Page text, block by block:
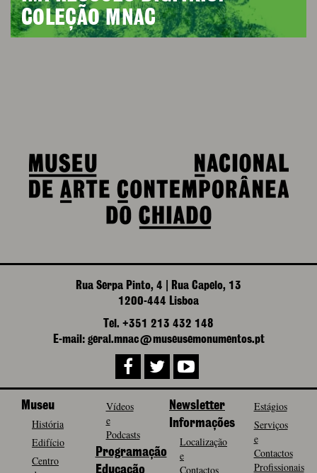
COLEÇÃO MNAC
Rua Serpa Pinto, 4 | Rua Capelo, 13
1200-444 Lisboa
Tel. +351 213 432 148
E-mail: geral.mnac@museusemonumentos.pt
Museu
História
Edifício
Centro
Vídeos
e
Podcasts
Programação
Educação
Newsletter
Informações
Localização
e
Contactos
Estágios
Serviços
e
Contactos
Profissionais